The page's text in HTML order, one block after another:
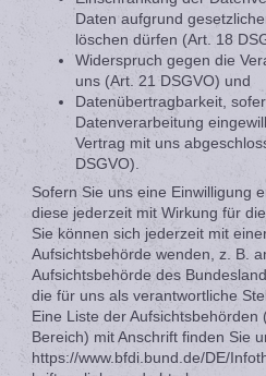
Daten aufgrund
löschen dürfen (Art. 18
Widerspruch gegen die
uns (Art. 21 DSGVO) und
Datenübertragbarkeit,
Datenverarbeitung
Vertrag mit uns
DSGVO).
Sofern Sie uns eine Einwilligung
diese jederzeit mit Wirkung für
Sie können sich jederzeit mit
Aufsichtsbehörde wenden, z. B.
Aufsichtsbehörde des
die für uns als verantwortliche
Eine Liste der
Bereich) mit Anschrift finden Sie
https://www.bfdi.bund.de/DE/